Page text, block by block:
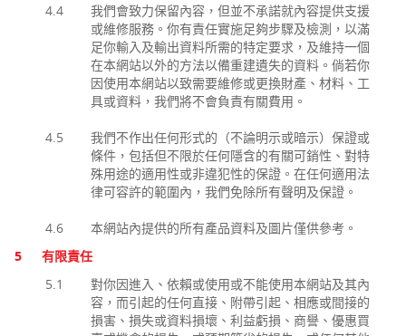
4.4
我們會致力保留內容，但並不承諾就內容提供支援
或維修服務。你有責任實施足夠步驟及檢測，以滿
足你輸入及輸出資料所需的特定要求，及維持一個
在本網站以外的方法以備重建遺失的資料。倘若你
因使用本網站以致需要維修或更換財產、材料、工
具或資料，我們將不會負責有關費用。
4.5
我們不作出任何形式的（不論明示或暗示）保證或
條件，包括但不限於任何隱含的有關可銷性、對特
殊用途的適用性或非違犯性的保證。在任何適用法
律可容許的範圍內，我們免除所有聲明及保證。
4.6
本網站內提供的所有產品資料及圖片僅供參考。
5
有限責任
5.1
對你因進入、依賴或使用或不能使用本網站及其內
容，而引起的任何直接、附帶引起、相應或間接的
損害、損失或資料損壞、利益虧損、商譽、優惠買